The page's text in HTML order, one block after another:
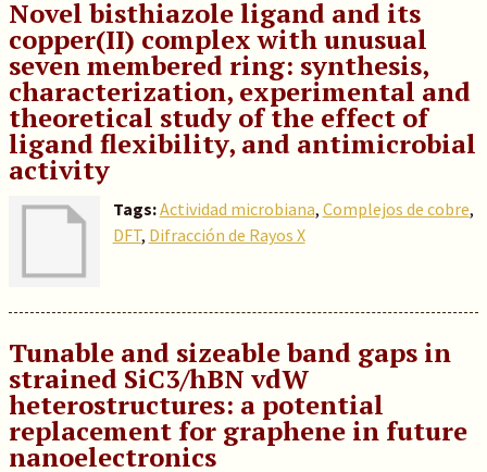
Novel bisthiazole ligand and its
copper(II) complex with unusual
seven membered ring: synthesis,
characterization, experimental and
theoretical study of the effect of
ligand flexibility, and antimicrobial
activity
Tags:Actividad microbiana, Complejos de cobre,
DFT, Difracción de Rayos X
Tunable and sizeable band gaps in
strained SiC3/hBN vdW
heterostructures: a potential
replacement for graphene in future
nanoelectronics